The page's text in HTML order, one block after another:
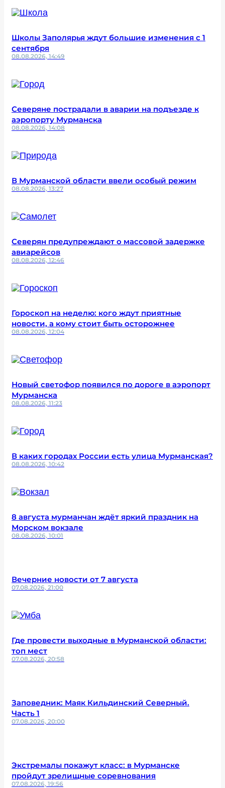
Школы Заполярья ждут большие изменения с 1
сентября
08.08.2026, 14:49
Северяне пострадали в аварии на подъезде к
аэропорту Мурманска
08.08.2026, 14:08
В Мурманской области ввели особый режим
08.08.2026, 13:27
Северян предупреждают о массовой задержке
авиарейсов
08.08.2026, 12:46
Гороскоп на неделю: кого ждут приятные
новости, а кому стоит быть осторожнее
08.08.2026, 12:04
Новый светофор появился по дороге в аэропорт
Мурманска
08.08.2026, 11:23
В каких городах России есть улица Мурманская?
08.08.2026, 10:42
8 августа мурманчан ждёт яркий праздник на
Морском вокзале
08.08.2026, 10:01
Вечерние новости от 7 августа
07.08.2026, 21:00
Где провести выходные в Мурманской области:
топ мест
07.08.2026, 20:58
Заповедник: Маяк Кильдинский Северный.
Часть 1
07.08.2026, 20:00
Экстремалы покажут класс: в Мурманске
пройдут зрелищные соревнования
07.08.2026, 19:56